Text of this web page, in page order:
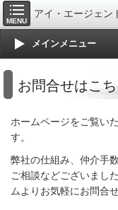
MENU
アイ・エージェン
メインメニュー
お問合せはこ
ホームページをご覧い
す。
弊社の仕組み、仲介手
ご相談などございまし
ムよりお気軽にお問合